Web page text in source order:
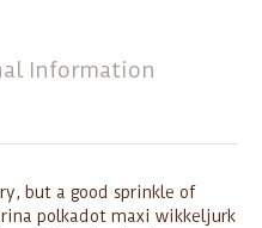
Information
but a good sprinkle of
polkadot maxi wikkeljurk